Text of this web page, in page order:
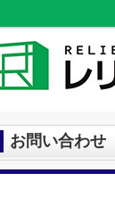
お問い合わせ